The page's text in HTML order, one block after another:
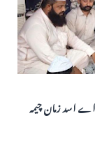
اسد زمان چیمہ